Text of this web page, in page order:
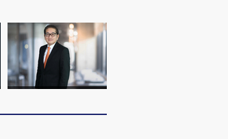
拱下台
飞地休达